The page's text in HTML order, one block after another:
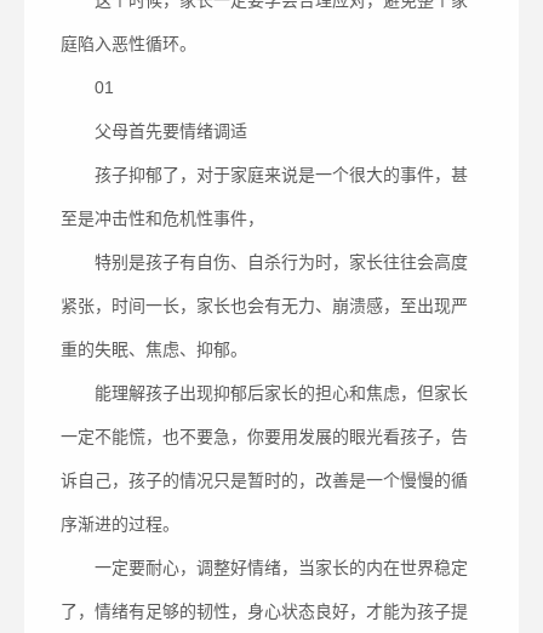
庭陷入恶性循环。
01
父母首先要情绪调适
孩子抑郁了，对于家庭来说是一个很大的事件，甚
至是冲击性和危机性事件，
特别是孩子有自伤、自杀行为时，家长往往会高度
紧张，时间一长，家长也会有无力、崩溃感，至出现严
重的失眠、焦虑、抑郁。
能理解孩子出现抑郁后家长的担心和焦虑，但家长
一定不能慌，也不要急，你要用发展的眼光看孩子，告
诉自己，孩子的情况只是暂时的，改善是一个慢慢的循
序渐进的过程。
一定要耐心，调整好情绪，当家长的内在世界稳定
了，情绪有足够的韧性，身心状态良好，才能为孩子提